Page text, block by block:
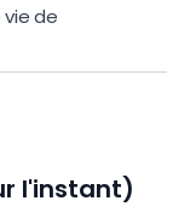
de
l'instant)